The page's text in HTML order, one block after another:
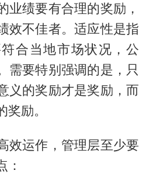
业绩要有合理的奖励，
效不佳者。适应性是指
合当地市场状况，公
需要特别强调的是，只
义的奖励才是奖励，而
励。
效运作，管理层至少要
：